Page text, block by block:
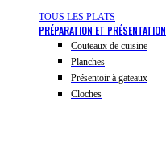
TOUS LES PLATS
PRÉPARATION ET PRÉSENTATION
Couteaux de cuisine
Planches
Présentoir à gateaux
Cloches